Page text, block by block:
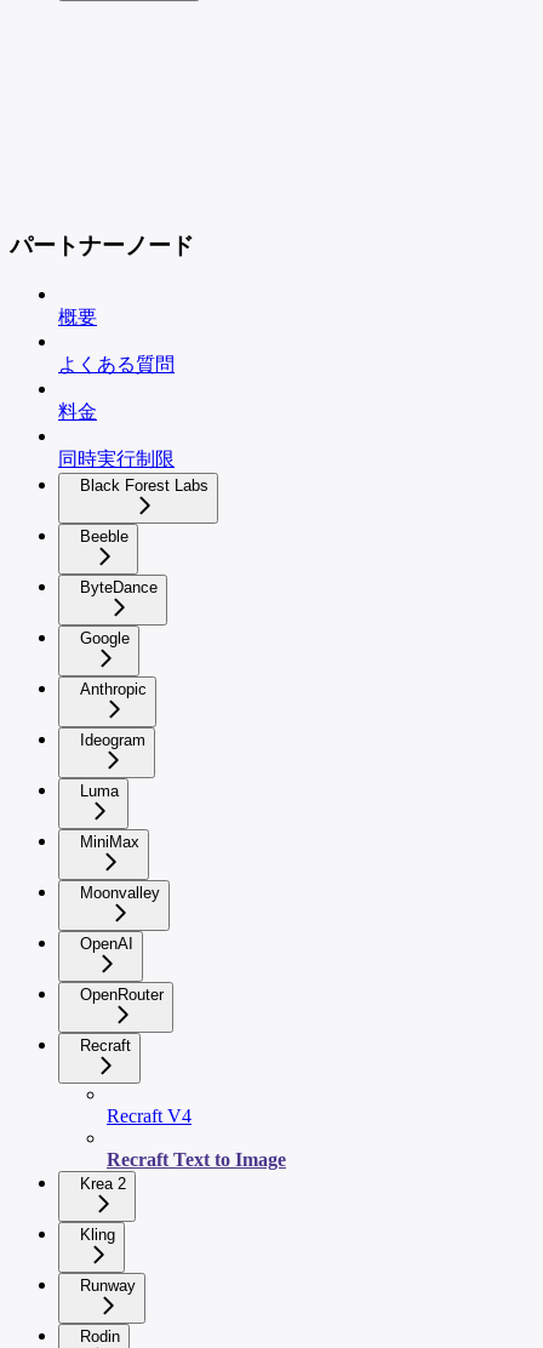
パートナーノード
概要
よくある質問
料金
同時実行制限
Black Forest Labs
Beeble
ByteDance
Google
Anthropic
Ideogram
Luma
MiniMax
Moonvalley
OpenAI
OpenRouter
Recraft
Recraft V4
Recraft Text to Image
Krea 2
Kling
Runway
Rodin